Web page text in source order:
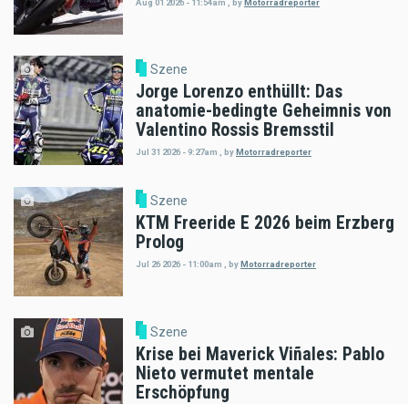
Szene
Jorge Lorenzo enthüllt: Das
anatomie-bedingte Geheimnis von
Valentino Rossis Bremsstil
Jul 31 2026 - 9:27am , by Motorradreporter
Szene
KTM Freeride E 2026 beim Erzberg
Prolog
Jul 26 2026 - 11:00am byMotorradreporter
Szene
Krise bei Maverick Viñales: Pablo
Nieto vermutet mentale
Erschöpfung